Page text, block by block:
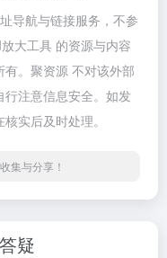
导航与链接服务，不参
大工具 的资源与内容
。聚资源 不对该外部
注意信息安全。如发
实后及时处理。
集与分享！
疑